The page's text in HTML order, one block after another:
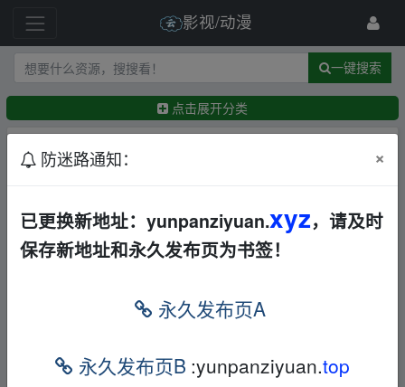
影视/动漫
一键搜索
点击展开分类
最新 精华
巅峰.影帝云集暗战【7.7g-24g】 华语 香港
动作
犯罪
AL BD 夸克 迅雷网盘
西出玉门（2023）1080p+4k 华语
电视剧 夸克
风云/1-2部全集/国语中字/动作/奇幻/武侠/赵文卓/何
防迷路通知： ×
已更换新地址：yunpanziyuan.xyz，请及时
保存新地址和永久发布页为书签！
永久发布页A
永久发布页B :yunpanziyuan.top